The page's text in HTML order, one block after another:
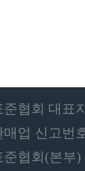
준협회 대표
매업 신고번
준협회(본부